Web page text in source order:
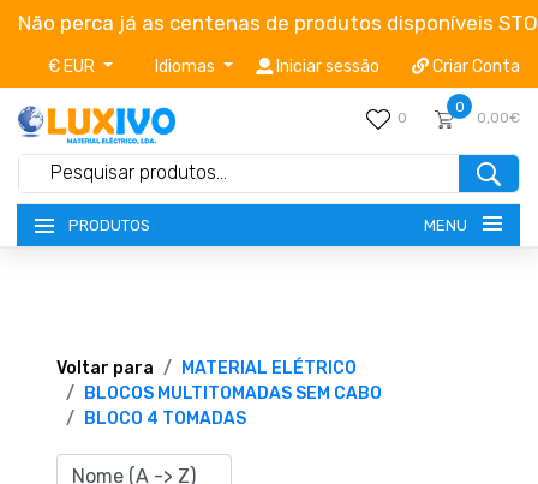
Não perca já as centenas de produtos disponíveis
€ EUR Idiomas Iniciar sessão Criar Conta
0
0
0,00€
PRODUTOS MENU
TERMOS E CONDIÇÕES
CATÁLOGOS
CAMPANHAS
Voltar para
MATERIAL ELÉTRICO
BLOCOS MULTITOMADAS SEM CABO
BLOCO 4 TOMADAS